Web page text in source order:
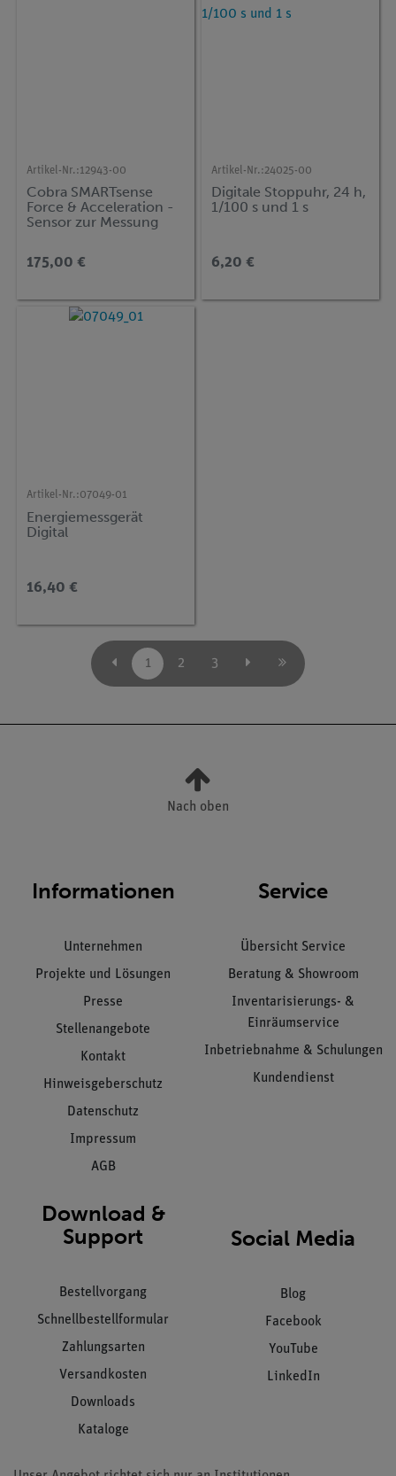
Artikel-Nr.:12943-00
Cobra SMARTsense
Force & Acceleration -
Sensor zur Messung
/ ±16 g (Bluetooth +
175,00 €
Artikel-Nr.:24025-00
Digitale Stoppuhr, 24 h,
1/100 s und 1 s
6,20 €
Artikel-Nr.:07049-01
Energiemessgerät
Digital
16,40 €
1 2 3
Nach oben
Informationen
Unternehmen
Projekte und Lösungen
Presse
Stellenangebote
Kontakt
Hinweisgeberschutz
Datenschutz
Impressum
AGB
Service
Übersicht Service
Beratung & Showroom
Inventarisierungs- &
Einräumservice
Inbetriebnahme & Schulungen
Kundendienst
Download &
Support
Bestellvorgang
Schnellbestellformular
Zahlungsarten
Versandkosten
Downloads
Kataloge
Social Media
Blog
Facebook
YouTube
LinkedIn